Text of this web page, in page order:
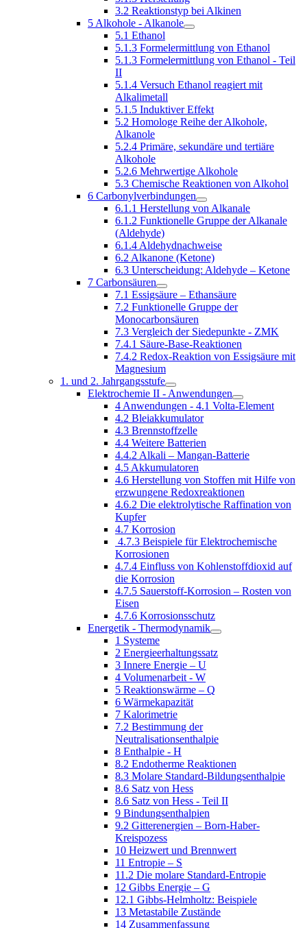
3.2 Reaktionstyp bei Alkinen
5 Alkohole - Alkanole
5.1 Ethanol
5.1.3 Formelermittlung von Ethanol
5.1.3 Formelermittlung von Ethanol - Teil
II
5.1.4 Versuch Ethanol reagiert mit
Alkalimetall
5.1.5 Induktiver Effekt
5.2 Homologe Reihe der Alkohole,
Alkanole
5.2.4 Primäre, sekundäre und tertiäre
Alkohole
5.2.6 Mehrwertige Alkohole
5.3 Chemische Reaktionen von Alkohol
6 Carbonylverbindungen
6.1.1 Herstellung von Alkanale
6.1.2 Funktionelle Gruppe der Alkanale
(Aldehyde)
6.1.4 Aldehydnachweise
6.2 Alkanone (Ketone)
6.3 Unterscheidung: Aldehyde – Ketone
7 Carbonsäuren
7.1 Essigsäure – Ethansäure
7.2 Funktionelle Gruppe der
Monocarbonsäuren
7.3 Vergleich der Siedepunkte - ZMK
7.4.1 Säure-Base-Reaktionen
7.4.2 Redox-Reaktion von Essigsäure mit
Magnesium
1. und 2. Jahrgangsstufe
Elektrochemie II - Anwendungen
4 Anwendungen - 4.1 Volta-Element
4.2 Bleiakkumulator
4.3 Brennstoffzelle
4.4 Weitere Batterien
4.4.2 Alkali – Mangan-Batterie
4.5 Akkumulatoren
4.6 Herstellung von Stoffen mit Hilfe von
erzwungene Redoxreaktionen
4.6.2 Die elektrolytische Raffination von
Kupfer
4.7 Korrosion
4.7.3 Beispiele für Elektrochemische
Korrosionen
4.7.4 Einfluss von Kohlenstoffdioxid auf
die Korrosion
4.7.5 Sauerstoff-Korrosion – Rosten von
Eisen
4.7.6 Korrosionsschutz
Energetik - Thermodynamik
1 Systeme
2 Energieerhaltungssatz
3 Innere Energie – U
4 Volumenarbeit - W
5 Reaktionswärme – Q
6 Wärmekapazität
7 Kalorimetrie
7.2 Bestimmung der
Neutralisationsenthalpie
8 Enthalpie - H
8.2 Endotherme Reaktionen
8.3 Molare Standard-Bildungsenthalpie
8.6 Satz von Hess
8.6 Satz von Hess - Teil II
9 Bindungsenthalpien
9.2 Gitterenergien – Born-Haber-
Kreispozess
10 Heizwert und Brennwert
11 Entropie – S
11.2 Die molare Standard-Entropie
12 Gibbs Energie – G
12.1 Gibbs-Helmholtz: Beispiele
13 Metastabile Zustände
14 Zusammenfassung